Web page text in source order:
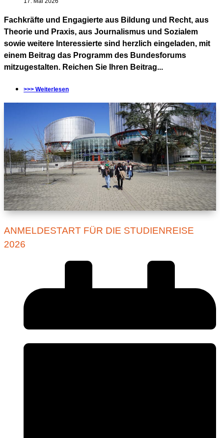
Fachkräfte und Engagierte aus Bildung und Recht, aus
Theorie und Praxis, aus Journalismus und Sozialem
sowie weitere Interessierte sind herzlich eingeladen, mit
einem Beitrag das Programm des Bundesforums
mitzugestalten. Reichen Sie Ihren Beitrag...
>>> Weiterlesen
ANMELDESTART FÜR DIE STUDIENREISE
2026